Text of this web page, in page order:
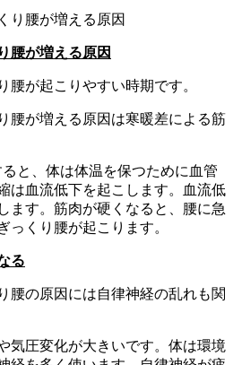
腰が増える原因
腰が起こりやすい時期です。
腰が増える原因は寒暖差による筋
と、体は体温を保つために血管
は血流低下を起こします。血流低
ます。筋肉が硬くなると、腰に急
っくり腰が起こります。
る
腰の原因には自律神経の乱れも関
気圧変化が大きいです。体は環境